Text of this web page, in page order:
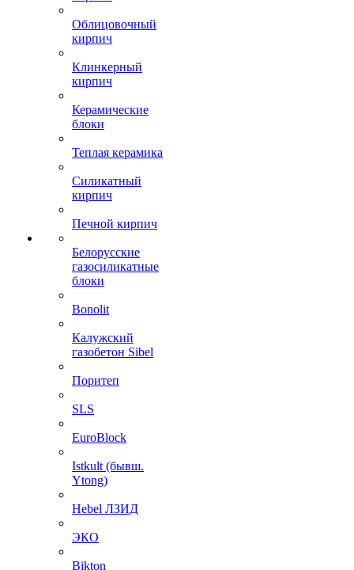
Облицовочный
кирпич
Клинкерный
кирпич
Керамические
блоки
Теплая керамика
Силикатный
кирпич
Печной кирпич
Белорусские
газосиликатные
блоки
Bonolit
Калужский
газобетон Sibel
Поритеп
SLS
EuroBlock
Istkult (бывш.
Ytong)
Hebel ЛЗИД
ЭКО
Bikton